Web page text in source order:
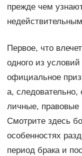
прежде чем
Первое, что
одного из
официальное
а,
личные, правовые
Смотрите здесь
особенностях
период брака и